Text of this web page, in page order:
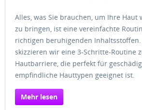
Alles, was Sie brauchen, um Ihre Haut
zu bringen, ist eine vereinfachte
richtigen beruhigenden Inhaltsstoffen.
skizzieren wir eine 3-Schritte-Routine
Hautbarriere, die perfekt für
empfindliche Hauttypen geeignet ist.
Mehr lesen